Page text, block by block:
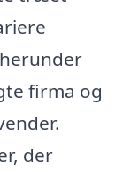
firma og
der